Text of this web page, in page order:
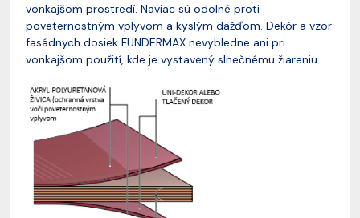
vonkajšom prostredí. Naviac sú odolné proti
poveternostným vplyvom a kyslým dažďom. Dekór a vzor
fasádnych dosiek FUNDERMAX nevybledne ani pri
vonkajšom použití, kde je vystavený slnečnému žiareniu.